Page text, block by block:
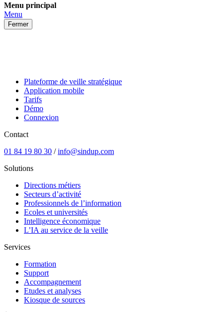
Passer
au
contenu
Menu principal
Menu
Fermer
Plateforme de veille stratégique
Application mobile
Tarifs
Démo
Connexion
Contact
01 84 19 80 30 /info@sindup.com
Solutions
Directions métiers
Secteurs d’activité
Professionnels de l’information
Ecoles et universités
Intelligence économique
L’IA au service de la veille
Services
Formation
Support
Accompagnement
Etudes et analyses
Kiosque de sources